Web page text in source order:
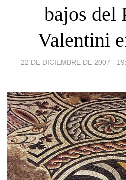
bajos del
Valentini
22 DE DICIEMBRE DE 2007 -